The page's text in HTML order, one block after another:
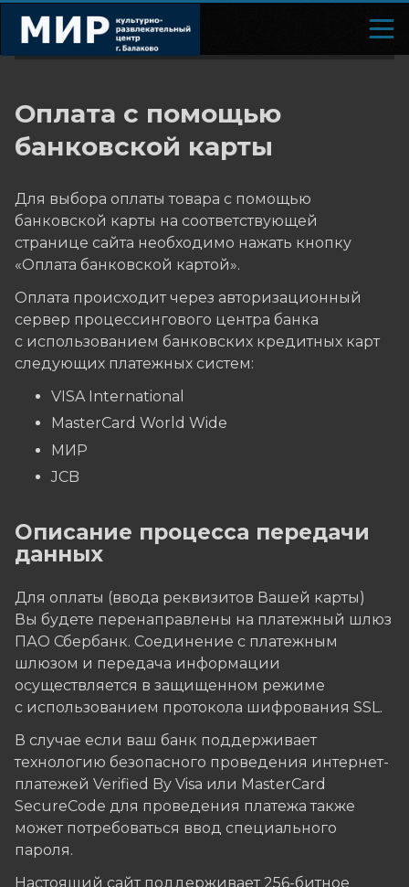
Оплата с помощью
банковской карты
Для выбора оплаты товара с помощью
банковской карты на соответствующей
странице сайта необходимо нажать кнопку
«Оплата банковской картой».
Оплата происходит через авторизационный
сервер процессингового центра банка
с использованием банковских кредитных карт
следующих платежных систем:
VISA International
MasterCard World Wide
МИР
JCB
Описание процесса передачи
данных
Для оплаты (ввода реквизитов Вашей карты)
Вы будете перенаправлены на платежный шлюз
ПАО Сбербанк. Соединение с платежным
шлюзом и передача информации
осуществляется в защищенном режиме
с использованием протокола шифрования SSL.
В случае если ваш банк поддерживает
технологию безопасного проведения интернет-
платежей Verified By Visa или MasterCard
SecureCode для проведения платежа также
может потребоваться ввод специального
пароля.
Настоящий сайт поддерживает 256-битное